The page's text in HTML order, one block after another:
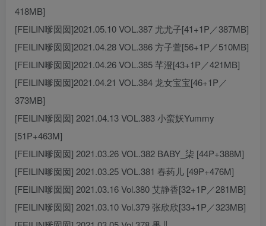
418MB]
[FEILIN嗲囡囡]2021.05.10 VOL.387 尤尤子[41+1P／387MB]
[FEILIN嗲囡囡]2021.04.28 VOL.386 方子萱[56+1P／510MB]
[FEILIN嗲囡囡]2021.04.26 VOL.385 芊澄[43+1P／421MB]
[FEILIN嗲囡囡]2021.04.21 VOL.384 龙女宝宝[46+1P／
373MB]
[FEILIN嗲囡囡] 2021.04.13 VOL.383 小蛮妖Yummy
[51P+463M]
[FEILIN嗲囡囡] 2021.03.26 VOL.382 BABY_柒 [44P+388M]
[FEILIN嗲囡囡] 2021.03.25 VOL.381 春药儿 [49P+476M]
[FEILIN嗲囡囡] 2021.03.16 Vol.380 艾静香[32+1P／281MB]
[FEILIN嗲囡囡] 2021.03.10 Vol.379 张欣欣[33+1P／323MB]